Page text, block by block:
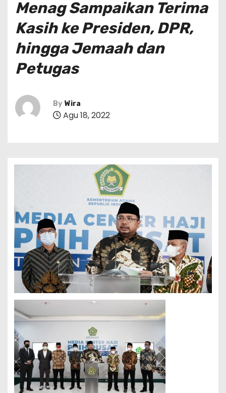
Menag Sampaikan Terima
Kasih ke Presiden, DPR,
hingga Jemaah dan
Petugas
By Wira
Agu 18, 2022